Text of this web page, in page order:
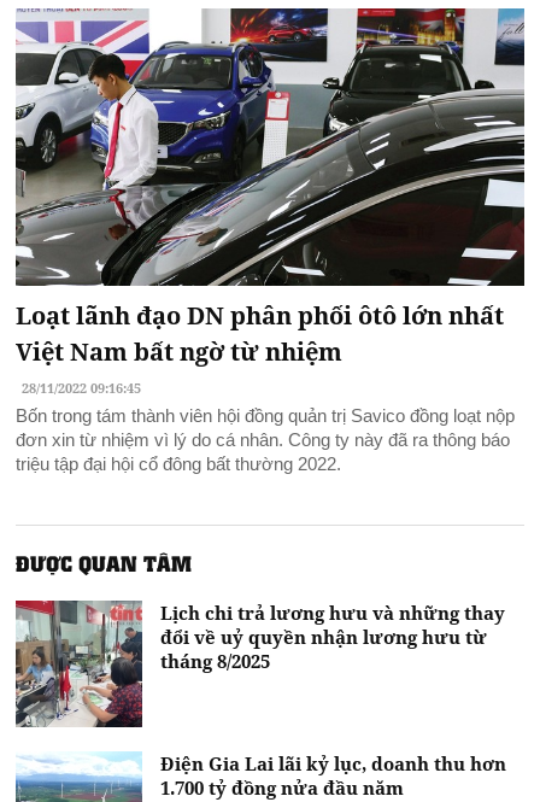
Loạt lãnh đạo DN phân phối ôtô lớn nhất
Việt Nam bất ngờ từ nhiệm
28/11/2022 09:16:45
Bốn trong tám thành viên hội đồng quản trị Savico đồng loạt nộp
đơn xin từ nhiệm vì lý do cá nhân. Công ty này đã ra thông báo
triệu tập đại hội cổ đông bất thường 2022.
ĐƯỢC QUAN TÂM
Lịch chi trả lương hưu và những thay
đổi về uỷ quyền nhận lương hưu từ
tháng 8/2025
Điện Gia Lai lãi kỷ lục, doanh thu hơn
1.700 tỷ đồng nửa đầu năm